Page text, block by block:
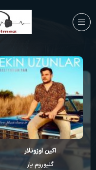
مهرداد کسانی
ماجرام